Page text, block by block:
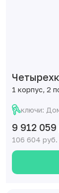
1 корпус, 2
ключи:
9 912 059
106 604 руб.